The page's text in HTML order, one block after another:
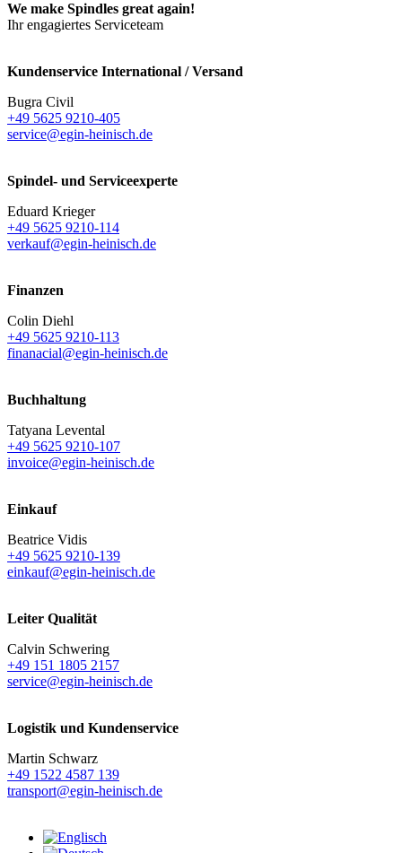
We make Spindles great again!
Ihr engagiertes Serviceteam
Kundenservice International / Versand
Bugra Civil
+49 5625 9210-405
service@egin-heinisch.de
Spindel- und Serviceexperte
Eduard Krieger
+49 5625 9210-114
verkauf@egin-heinisch.de
Finanzen
Colin Diehl
+49 5625 9210-113
finanacial@egin-heinisch.de
Buchhaltung
Tatyana Levental
+49 5625 9210-107
invoice@egin-heinisch.de
Einkauf
Beatrice Vidis
+49 5625 9210-139
einkauf@egin-heinisch.de
Leiter Qualität
Calvin Schwering
+49 151 1805 2157
service@egin-heinisch.de
Logistik und Kundenservice
Martin Schwarz
+49 1522 4587 139
transport@egin-heinisch.de